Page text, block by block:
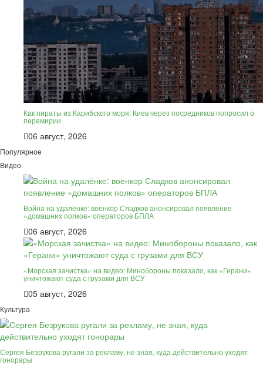
Как пираты из Карибского моря: Киев через посредников попросил о
перемирии
06 август, 2026
Популярное
Видео
Война на удалёнке: военкор Сладков анонсировал появление
«домашних полков» операторов БПЛА
06 август, 2026
«Морская зачистка» на видео: Минобороны показало, как «Герани»
уничтожают суда с грузами для ВСУ
05 август, 2026
Культура
Сергея Безрукова ругали за рекламу, не зная, куда действительно уходят
гонорары